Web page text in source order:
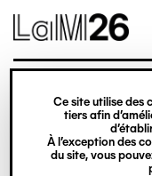
Gestion des
Ce site utilise des
tiers afin
À l’exception des
du site, vous
contenu